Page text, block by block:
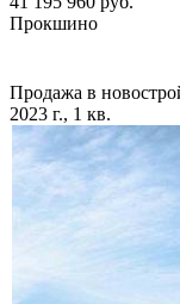
Прокшино
Продажа в
2023 г., 1 кв.